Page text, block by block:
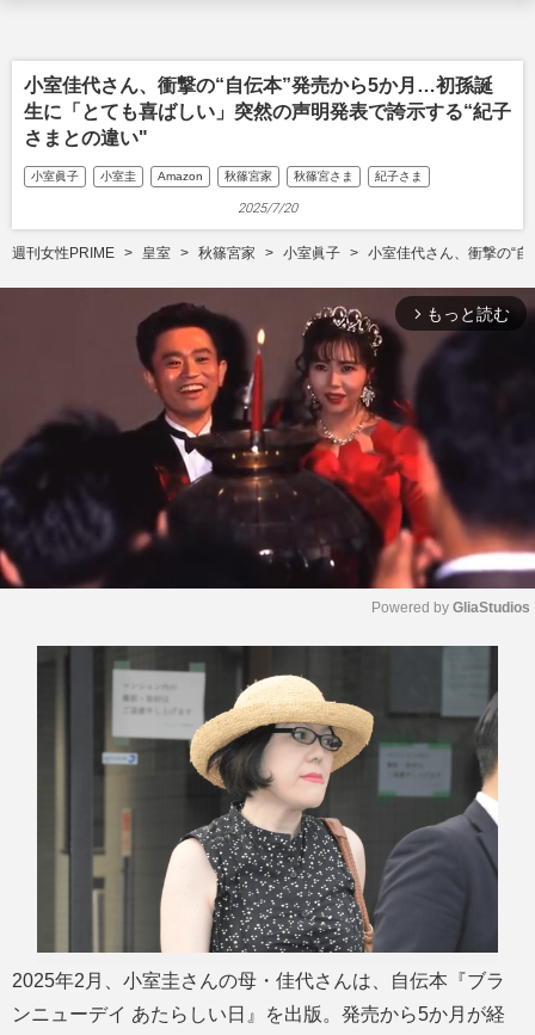
小室佳代さん、衝撃の“自伝本”発売から5か月…初孫誕
生に「とても喜ばしい」突然の声明発表で誇示する“紀子
さまとの違い"
小室眞子 小室圭 Amazon 秋篠宮家 秋篠宮さま 紀子さま
2025/7/20
週刊女性PRIME 皇室 秋篠宮家 小室眞子 小室佳代さん、衝撃の“
arrow_forward_ios もっと読む
Powered by GliaStudios
2025年2月、小室圭さんの母・佳代さんは、自伝本『ブラ
ンニューデイ あたらしい日』を出版。発売から5か月が経